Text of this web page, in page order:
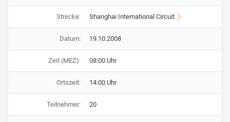
Strecke: Shanghai International Circuit
Datum: 19.10.2008
Zeit (MEZ): 08:00 Uhr
Ortszeit: 14:00 Uhr
Teilnehmer: 20